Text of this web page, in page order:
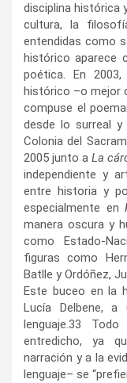
disciplina histórica
cultura, la
entendidas como
histórico aparece
poética. En
histórico –o mejor
compuse el
desde lo surreal
Colonia del
2005 junto a La
independiente y
entre historia y
especialmente en
manera oscura y
como Estado-
figuras como
Batlle y Ordóñez,
Este buceo en la
Lucía Delbene,
lenguaje.33 Todo
entredicho, ya
narración y a la
lenguaje– se